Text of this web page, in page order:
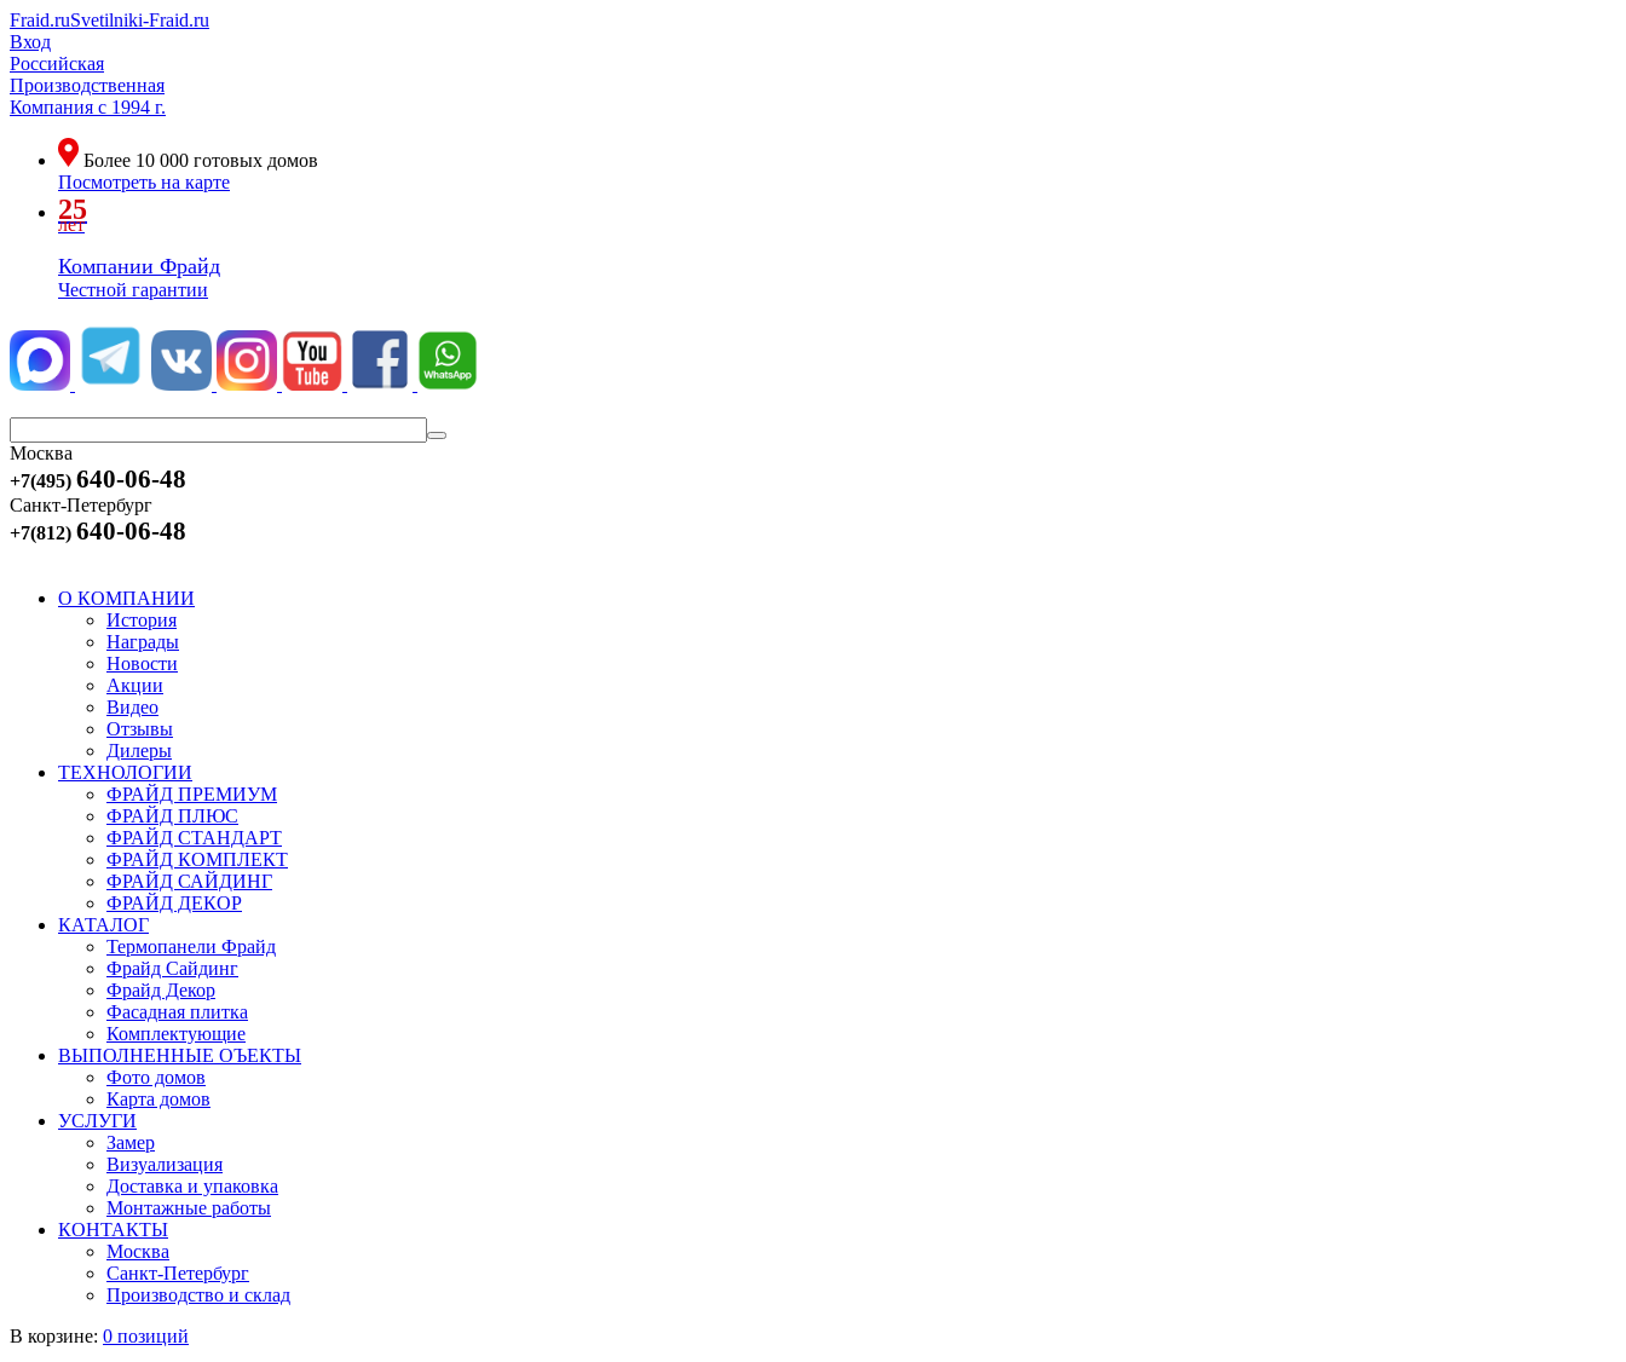
Fraid.ruSvetilniki-Fraid.ru
Вход
Российская
Производственная
Компания с 1994 г.
Более 10 000 готовых домов
Посмотреть на карте
25
лет
Компании Фрайд
Честной гарантии
Москва
+7(495) 640-06-48
Санкт-Петербург
+7(812) 640-06-48
О КОМПАНИИ
История
Награды
Новости
Акции
Видео
Отзывы
Дилеры
ТЕХНОЛОГИИ
ФРАЙД ПРЕМИУМ
ФРАЙД ПЛЮС
ФРАЙД СТАНДАРТ
ФРАЙД КОМПЛЕКТ
ФРАЙД САЙДИНГ
ФРАЙД ДЕКОР
КАТАЛОГ
Термопанели Фрайд
Фрайд Сайдинг
Фрайд Декор
Фасадная плитка
Комплектующие
ВЫПОЛНЕННЫЕ ОЪЕКТЫ
Фото домов
Карта домов
УСЛУГИ
Замер
Визуализация
Доставка и упаковка
Монтажные работы
КОНТАКТЫ
Москва
Санкт-Петербург
Производство и склад
В корзине: 0 позиций